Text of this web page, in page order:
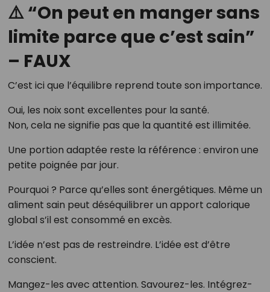
⚠️ “On peut en manger sans
limite parce que c’est sain”
– FAUX
C’est ici que l’équilibre reprend toute son importance.
Oui, les noix sont excellentes pour la santé.
Non, cela ne signifie pas que la quantité est illimitée.
Une portion adaptée reste la référence : environ une
petite poignée par jour.
Pourquoi ? Parce qu’elles sont énergétiques. Même un
aliment sain peut déséquilibrer un apport calorique
global s’il est consommé en excès.
L’idée n’est pas de restreindre. L’idée est d’être
conscient.
Mangez-les avec attention. Savourez-les. Intégrez-